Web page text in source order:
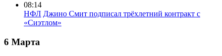
08:14
НФЛ Джино Смит подписал трёхлетний контракт с
«Сиэтлом»
6 Марта